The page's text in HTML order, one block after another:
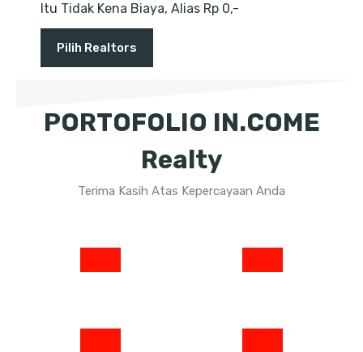
Itu Tidak Kena Biaya, Alias Rp 0,-
Pilih Realtors
PORTOFOLIO IN.COME
Realty
Terima Kasih Atas Kepercayaan Anda